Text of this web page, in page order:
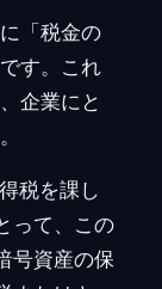
「税金の
す。これ
企業にと
税を課し
って、この
号資産の保